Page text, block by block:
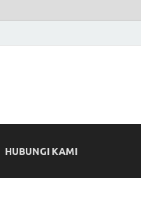
HUBUNGI KAMI